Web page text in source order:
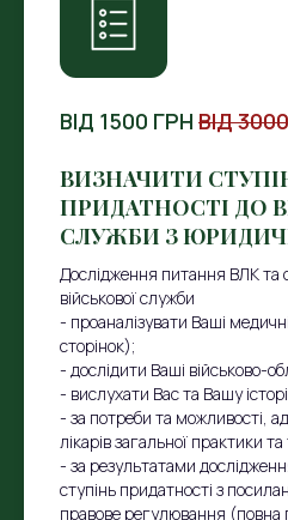
ВІД 1500 ГРН ВІД
ВИЗНАЧИТИ
ПРИДАТНОСТІ ДО
СЛУЖБИ З
Дослідження питання ВЛК та
військової служби
- проаналізувати Ваші
сторінок);
- дослідити Ваші військово-
- вислухати Вас та Вашу
- за потреби та можливості,
лікарів загальної практики
- за результатами
ступінь придатності з
правове регулювання (повна